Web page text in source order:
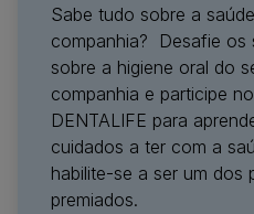
Sabe tudo sobre a
companhia? Desafie os
sobre a higiene oral do
companhia e participe
DENTALIFE para
cuidados a ter com a
habilite-se a ser um dos
premiados.